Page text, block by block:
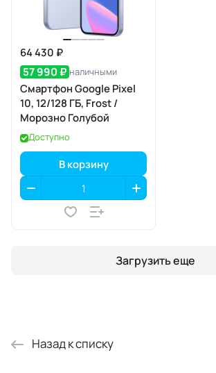
64 430 ₽
57 990 ₽ наличными
Смартфон Google Pixel
10, 12/128 ГБ, Frost /
Морозно Голубой
Доступно
В корзину
Загрузить еще
Назад к списку